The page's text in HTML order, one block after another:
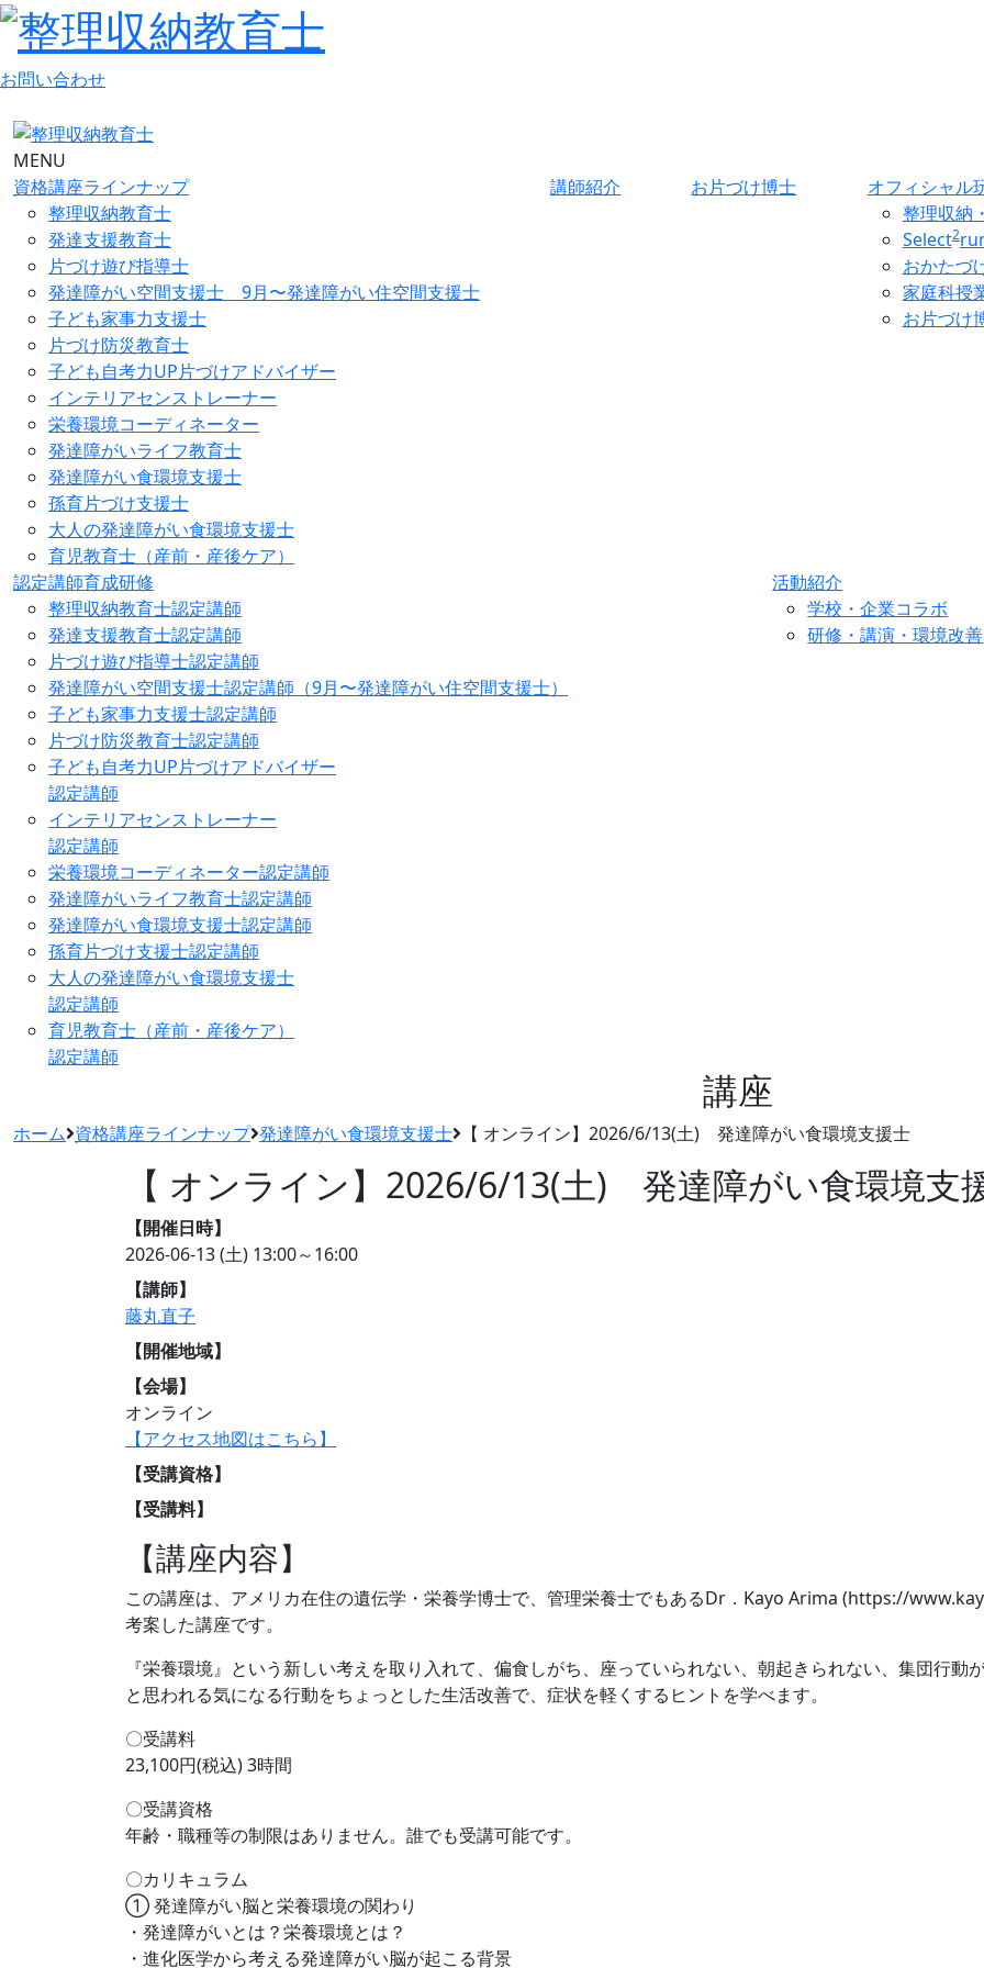
お問い合わせ
MENU
資格講座ラインナップ
整理収納教育士
発達支援教育士
片づけ遊び指導士
発達障がい空間支援士 9月〜発達障がい住空間支援士
子ども家事力支援士
片づけ防災教育士
子ども自考力UP片づけアドバイザー
インテリアセンストレーナー
栄養環境コーディネーター
発達障がいライフ教育士
発達障がい食環境支援士
孫育片づけ支援士
大人の発達障がい食環境支援士
育児教育士（産前・産後ケア）
講師紹介 お片づけ博士
オフィシャル
整理収納
Select2
おかたづ
家庭科授
お片づけ
認定講師育成研修
整理収納教育士認定講師
発達支援教育士認定講師
片づけ遊び指導士認定講師
発達障がい空間支援士認定講師（9月〜発達障がい住空間支援士）
子ども家事力支援士認定講師
片づけ防災教育士認定講師
子ども自考力UP片づけアドバイザー
認定講師
インテリアセンストレーナー
認定講師
栄養環境コーディネーター認定講師
発達障がいライフ教育士認定講師
発達障がい食環境支援士認定講師
孫育片づけ支援士認定講師
大人の発達障がい食環境支援士
認定講師
育児教育士（産前・産後ケア）
認定講師
活動紹介
学校・企業コラボ
研修・講演・環境改善
講座
ホーム 資格講座ラインナップ 発達障がい食環境支援士 【 オンライン】2026/6/13(土) 発達障がい食環境支援士
【 オンライン】2026/6/13(土) 発達障がい食環境支
【開催日時】
2026-06-13 (土) 13:00～16:00
【講師】
藤丸直子
【開催地域】
【会場】
オンライン
【アクセス地図はこちら】
【受講資格】
【受講料】
【講座内容】
この講座は、アメリカ在住の遺伝学・栄養学博士で、管理栄養士でもあるDr．Kayo Arima (https://
考案した講座です。
『栄養環境』という新しい考えを取り入れて、偏食しがち、座っていられない、朝起きられない、集団行
と思われる気になる行動をちょっとした生活改善で、症状を軽くするヒントを学べます。
〇受講料
23,100円(税込) 3時間
〇受講資格
年齢・職種等の制限はありません。誰でも受講可能です。
〇カリキュラム
① 発達障がい脳と栄養環境の関わり
・発達障がいとは？栄養環境とは？
・進化医学から考える発達障がい脳が起こる背景